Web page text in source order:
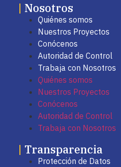
| Nosotros
Quiénes somos
Nuestros Proyectos
Conócenos
Autoridad de Control
Trabaja con Nosotros
Quiénes somos
Nuestros Proyectos
Conócenos
Autoridad de Control
Trabaja con Nosotros
| Transparencia
Protección de Datos